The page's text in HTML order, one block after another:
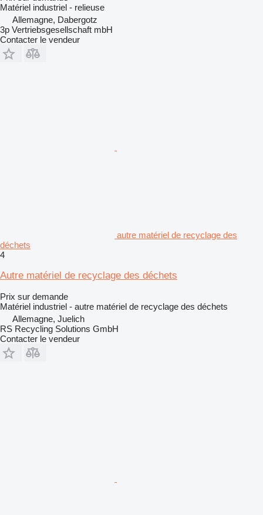
Matériel industriel - relieuse
Allemagne, Dabergotz
3p Vertriebsgesellschaft mbH
Contacter le vendeur
autre matériel de recyclage des
déchets
4
Autre matériel de recyclage des déchets
Prix sur demande
Matériel industriel - autre matériel de recyclage des déchets
Allemagne, Juelich
RS Recycling Solutions GmbH
Contacter le vendeur